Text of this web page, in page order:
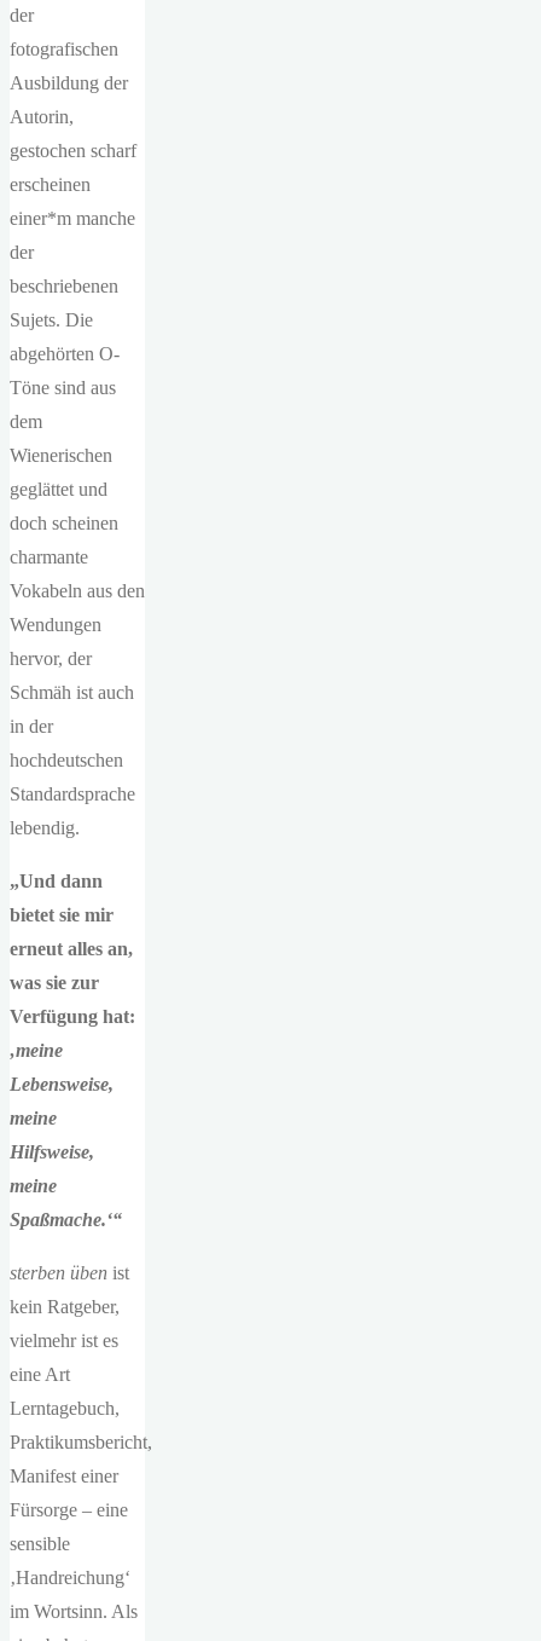
der
fotografischen
Ausbildung der
Autorin,
gestochen scharf
erscheinen
einer*m manche
der
beschriebenen
Sujets. Die
abgehörten O-
Töne sind aus
dem
Wienerischen
geglättet und
doch scheinen
charmante
Vokabeln aus den
Wendungen
hervor, der
Schmäh ist auch
in der
hochdeutschen
Standardsprache
lebendig.
„Und dann
bietet sie mir
erneut alles an,
was sie zur
Verfügung hat:
‚meine
Lebensweise,
meine
Hilfsweise,
meine
Spaßmache.‘“
sterben üben ist
kein Ratgeber,
vielmehr ist es
eine Art
Lerntagebuch,
Praktikumsbericht,
Manifest einer
Fürsorge – eine
sensible
‚Handreichung‘
im Wortsinn. Als